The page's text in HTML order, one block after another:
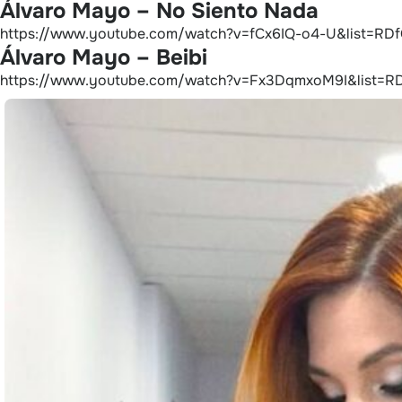
Álvaro Mayo – No Siento Nada
https://www.youtube.com/watch?v=fCx6IQ-o4-
Álvaro Mayo – Beibi
https://www.youtube.com/